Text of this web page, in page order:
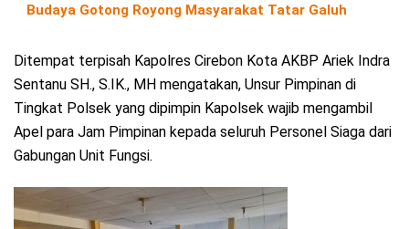
Budaya Gotong Royong Masyarakat Tatar Galuh
Ditempat terpisah Kapolres Cirebon Kota AKBP Ariek Indra
Sentanu SH., S.IK., MH mengatakan, Unsur Pimpinan di
Tingkat Polsek yang dipimpin Kapolsek wajib mengambil
Apel para Jam Pimpinan kepada seluruh Personel Siaga dari
Gabungan Unit Fungsi.